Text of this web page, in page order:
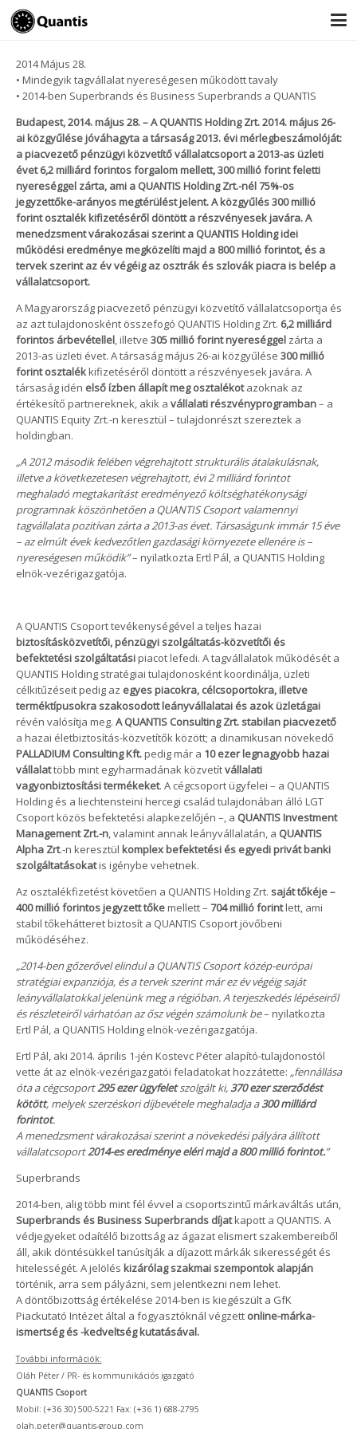
2014Május 28.
• Mindegyik tagvállalat nyereségesen működött tavaly
• 2014-ben Superbrands és Business Superbrands a QUANTIS
Budapest, 2014. május 28. – A QUANTIS Holding Zrt. 2014. május 26-
ai közgyűlése jóváhagyta a társaság 2013. évi mérlegbeszámolóját:
a piacvezető pénzügyi közvetítő vállalatcsoport a 2013-as üzleti
évet 6,2 milliárd forintos forgalom mellett, 300 millió forint feletti
nyereséggel zárta, ami a QUANTIS Holding Zrt.-nél 75%-os
jegyzettőke-arányos megtérülést jelent. A közgyűlés 300 millió
forint osztalék kifizetéséről döntött a részvényesek javára. A
menedzsment várakozásai szerint a QUANTIS Holding idei
működési eredménye megközelíti majd a 800 millió forintot, és a
tervek szerint az év végéig az osztrák és szlovák piacra is belép a
vállalatcsoport.
A Magyarország piacvezető pénzügyi közvetítő vállalatcsoportja és
az azt tulajdonosként összefogó QUANTIS Holding Zrt. 6,2 milliárd
forintos árbevétellel, illetve 305 millió forint nyereséggelzárta a
2013-as üzleti évet. A társaság május 26-ai közgyűlése 300 millió
forint osztalékkifizetéséről döntött a részvényesek javára. A
társaság idén első ízben állapít meg osztalékotazoknak az
értékesítő partnereknek, akik a vállalati részvényprogramban– a
QUANTIS Equity Zrt.-n keresztül – tulajdonrészt szereztek a
holdingban.
„A 2012 második felében végrehajtott strukturális átalakulásnak,
illetve a következetesen végrehajtott, évi 2 milliárd forintot
meghaladó megtakarítást eredményező költséghatékonysági
programnak köszönhetően a QUANTIS Csoport valamennyi
tagvállalata pozitívan zárta a 2013-as évet. Társaságunk immár 15 éve
– az elmúlt évek kedvezőtlen gazdasági környezete ellenére is –
nyereségesen működik”– nyilatkozta Ertl Pál, a QUANTIS Holding
elnök-vezérigazgatója.
A QUANTIS Csoport tevékenységével a teljes hazai
biztosításközvetítői, pénzügyi szolgáltatás-közvetítői és
befektetési szolgáltatásipiacot lefedi. A tagvállalatok működését a
QUANTIS Holding stratégiai tulajdonosként koordinálja, üzleti
célkitűzéseit pedig az egyes piacokra, célcsoportokra, illetve
terméktípusokra szakosodott leányvállalatai és azok üzletágai
révén valósítja meg. A QUANTIS Consulting Zrt. stabilan piacvezető
a hazai életbiztosítás-közvetítők között; a dinamikusan növekedő
PALLADIUM Consulting Kft.pedig már a 10 ezer legnagyobb hazai
vállalattöbb mint egyharmadának közvetítvállalati
vagyonbiztosítási termékeket. A cégcsoport ügyfelei – a QUANTIS
Holding és a liechtensteini hercegi család tulajdonában álló LGT
Csoport közös befektetési alapkezelőjén –, a QUANTIS Investment
Management Zrt.-n, valamint annak leányvállalatán, a QUANTIS
Alpha Zrt.-n keresztül komplex befektetési és egyedi privát banki
szolgáltatásokatis igénybe vehetnek.
Az osztalékfizetést követően a QUANTIS Holding Zrt. saját tőkéje –
400 millió forintos jegyzett tőkemellett – 704 millió forintlett, ami
stabil tőkehátteret biztosít a QUANTIS Csoport jövőbeni
működéséhez.
„2014-ben gőzerővel elindul a QUANTIS Csoport közép-európai
stratégiai expanziója, és a tervek szerint már ez év végéig saját
leányvállalatokkal jelenünk meg a régióban. A terjeszkedés lépéseiről
és részleteiről várhatóan az ősz végén számolunk be– nyilatkozta
Ertl Pál, a QUANTIS Holding elnök-vezérigazgatója.
Ertl Pál, aki 2014. április 1-jén Kostevc Péter alapító-tulajdonostól
vette át az elnök-vezérigazgatói feladatokat hozzátette: „fennállása
óta a cégcsoport295 ezer ügyfeletszolgált ki, 370 ezer szerződést
kötött, melyek szerzéskori díjbevétele meghaladja a300 milliárd
forintot.
A menedzsment várakozásai szerint a növekedési pályára állított
vállalatcsoport2014-es eredménye eléri majd a 800 millió forintot.”
Superbrands
2014-ben, alig több mint fél évvel a csoportszintű márkaváltás után,
Superbrands és Business Superbrands díjatkapott a QUANTIS. A
védjegyeket odaítélő bizottság az ágazat elismert szakembereiből
áll, akik döntésükkel tanúsítják a díjazott márkák sikerességét és
hitelességét. A jelölés kizárólag szakmai szempontok alapján
történik, arra sem pályázni, sem jelentkezni nem lehet.
A döntőbizottság értékelése 2014-ben is kiegészült a GfK
Piackutató Intézet által a fogyasztóknál végzett online-márka-
ismertség és -kedveltség kutatásával.
További információk:
Oláh Péter / PR- és kommunikációs igazgató
QUANTIS Csoport
Mobil: (+36 30) 500-5221 Fax: (+36 1) 688-2795
olah.peter@quantis-group.com